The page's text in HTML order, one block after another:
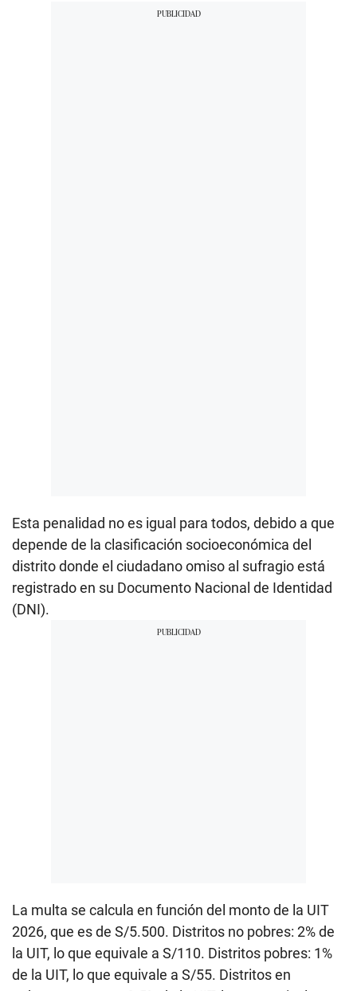
Esta penalidad no es igual para todos, debido a que
depende de la clasificación socioeconómica del
distrito donde el ciudadano omiso al sufragio está
registrado en su Documento Nacional de Identidad
(DNI).
La multa se calcula en función del monto de la UIT
2026, que es de S/5.500. Distritos no pobres: 2% de
la UIT, lo que equivale a S/110. Distritos pobres: 1%
de la UIT, lo que equivale a S/55. Distritos en